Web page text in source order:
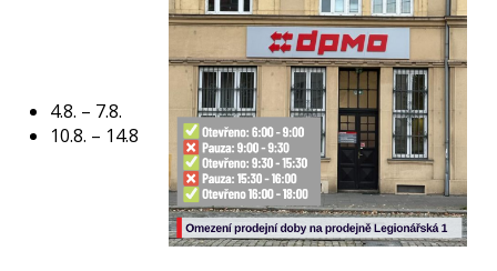
4.8. – 7.8.
10.8. – 14.8